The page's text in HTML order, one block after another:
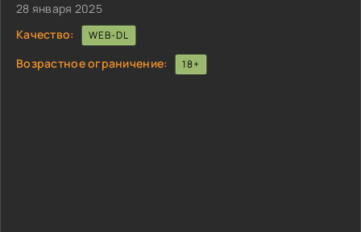
28 января 2025
Качество:
WEB-DL
Возрастное ограничение: 18+